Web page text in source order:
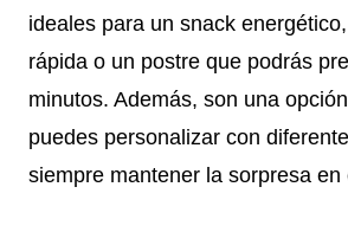
ideales para un snack
rápida o un postre que podrás
minutos. Además, son una
puedes personalizar con
siempre mantener la sorpresa en